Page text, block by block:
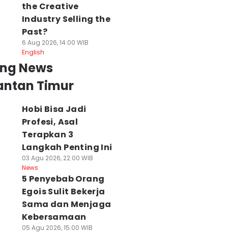
Warga
Terbakar
5 Penyebab Orang
Egois Sulit Bekerja
the Creative
Industry Selling the
Past?
6 Aug 2026, 14:00 WIB
English
News
Timur
Hobi Bisa Jadi
Profesi, Asal
Terapkan 3
Langkah Penting Ini
03 Agu 2026, 22:00 WIB
News
5 Penyebab Orang
Egois Sulit Bekerja
Sama dan Menjaga
Kebersamaan
05 Agu 2026, 15:00 WIB